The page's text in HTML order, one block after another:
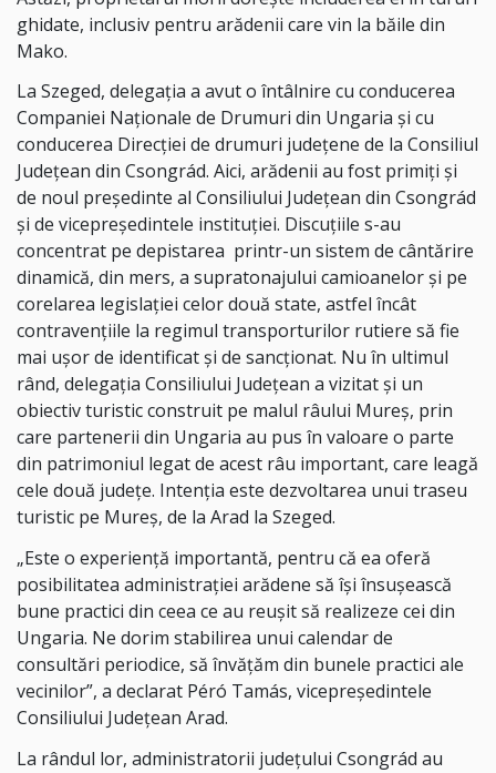
ghidate, inclusiv pentru arădenii care vin la băile din
Mako.
La Szeged, delegația a avut o întâlnire cu conducerea
Companiei Naționale de Drumuri din Ungaria și cu
conducerea Direcției de drumuri județene de la Consiliul
Județean din Csongrád. Aici, arădenii au fost primiți și
de noul președinte al Consiliului Județean din Csongrád
și de vicepreședintele instituției. Discuțiile s-au
concentrat pe depistarea printr-un sistem de cântărire
dinamică, din mers, a supratonajului camioanelor și pe
corelarea legislației celor două state, astfel încât
contravențiile la regimul transporturilor rutiere să fie
mai ușor de identificat și de sancționat. Nu în ultimul
rând, delegația Consiliului Județean a vizitat și un
obiectiv turistic construit pe malul râului Mureș, prin
care partenerii din Ungaria au pus în valoare o parte
din patrimoniul legat de acest râu important, care leagă
cele două județe. Intenția este dezvoltarea unui traseu
turistic pe Mureș, de la Arad la Szeged.
„Este o experiență importantă, pentru că ea oferă
posibilitatea administrației arădene să își însușească
bune practici din ceea ce au reușit să realizeze cei din
Ungaria. Ne dorim stabilirea unui calendar de
consultări periodice, să învățăm din bunele practici ale
vecinilor”, a declarat Péró Tamás, vicepreședintele
Consiliului Județean Arad.
La rândul lor, administratorii județului Csongrád au